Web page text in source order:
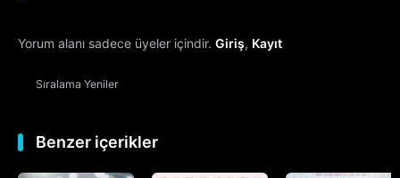
Yorum alanı sadece üyeler içindir. Giriş, Kayıt
Sıralama Yeniler
Benzer içerikler